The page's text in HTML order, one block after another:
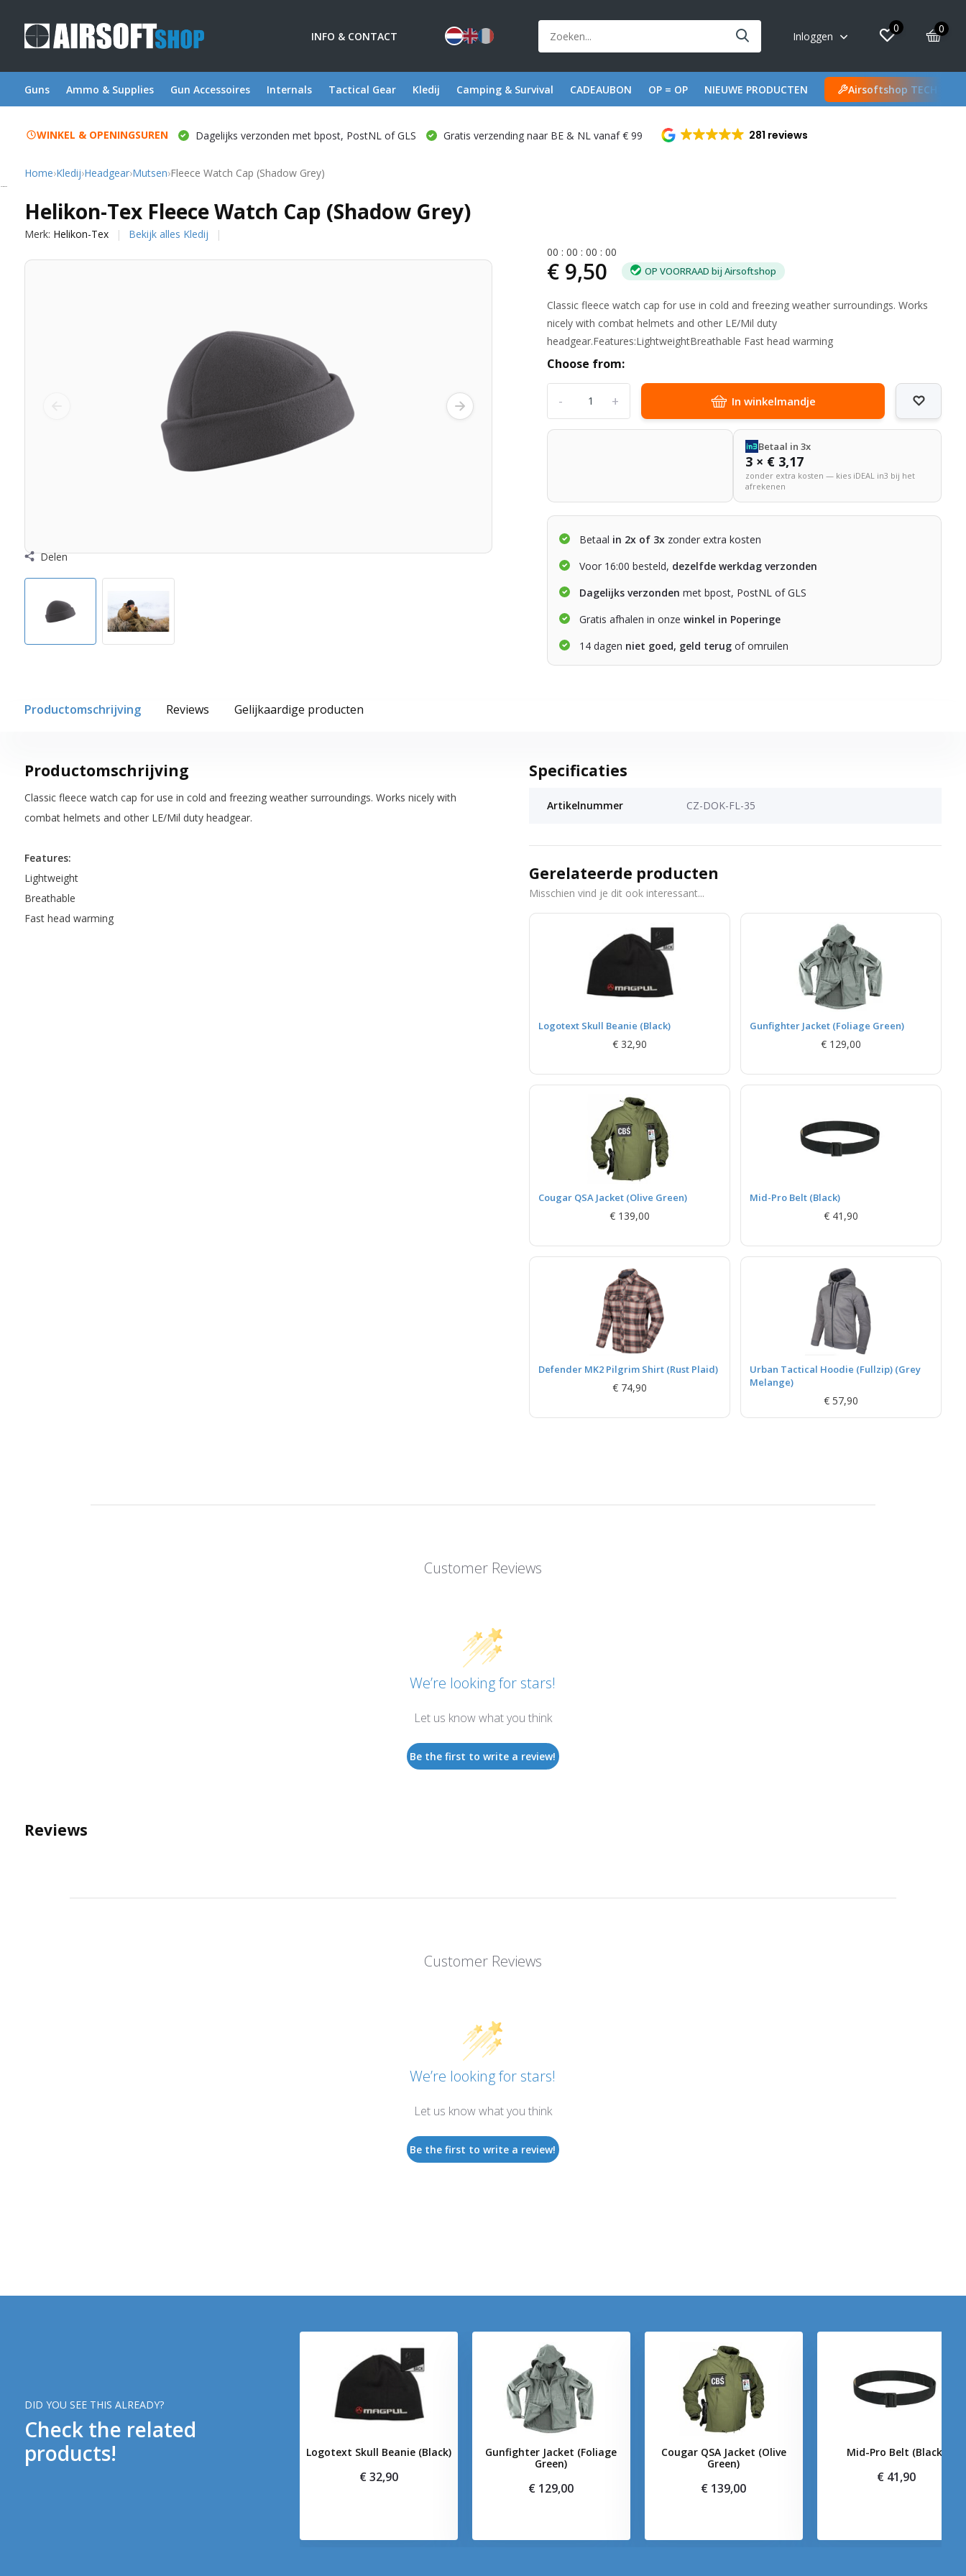
INFO & CONTACT Inloggen
0 0
Guns Ammo & Supplies Gun Accessoires Internals Tactical Gear Kledij Camping & Survival CADEAUBON OP = OP NIEUWE PRODUCTEN Airsoftshop TECH
WINKEL & OPENINGSUREN Dagelijks verzonden met bpost, PostNL of GLS Gratis verzending naar BE & NL vanaf € 99 281 reviews
Home›Kledij›Headgear›Mutsen›Fleece Watch Cap (Shadow Grey)
Helikon-Tex Fleece Watch Cap (Shadow Grey)
Merk: Helikon-Tex Bekijk alles Kledij
Delen
00 :00 :00 :00
€ 9,50 OP VOORRAAD bij Airsoftshop
Classic fleece watch cap for use in cold and freezing weather surroundings. Works
nicely with combat helmets and other LE/Mil duty
headgear.Features:LightweightBreathable Fast head warming
Choose from:
+
- In winkelmandje
Betaal in 3x
3 × € 3,17
zonder extra kosten — kies iDEAL in3 bij het
afrekenen
Betaal in 2x of 3x zonder extra kosten
Voor 16:00 besteld, dezelfde werkdag verzonden
Dagelijks verzonden met bpost, PostNL of GLS
Gratis afhalen in onzewinkel in Poperinge
14 dagen niet goed, geld terug of omruilen
Productomschrijving Reviews Gelijkaardige producten
Productomschrijving
Classic fleece watch cap for use in cold and freezing weather surroundings. Works nicely with
combat helmets and other LE/Mil duty headgear.
Features:
Lightweight
Breathable
Fast head warming
Specificaties
Artikelnummer CZ-DOK-FL-35
Gerelateerde producten
Misschien vind je dit ook interessant...
Logotext Skull Beanie (Black)
€ 32,90
Gunfighter Jacket (Foliage Green)
€ 129,00
Cougar QSA Jacket (Olive Green)
€ 139,00
Mid-Pro Belt (Black)
€ 41,90
Defender MK2 Pilgrim Shirt (Rust Plaid)
€ 74,90
Urban Tactical Hoodie (Fullzip) (Grey
Melange)
€ 57,90
Customer Reviews
We’re looking for stars!
Let us know what you think
Be the first to write a review!
Reviews
Customer Reviews
We’re looking for stars!
Let us know what you think
Be the first to write a review!
DID YOU SEE THIS ALREADY?
Check the related
products!
Logotext Skull Beanie (Black)
€ 32,90
Gunfighter Jacket (Foliage
Green)
€ 129,00
Cougar QSA Jacket (Olive
Green)
€ 139,00
Mid-Pro Belt (Black)
€ 41,90